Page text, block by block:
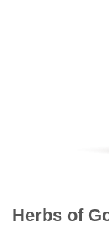
Herbs of